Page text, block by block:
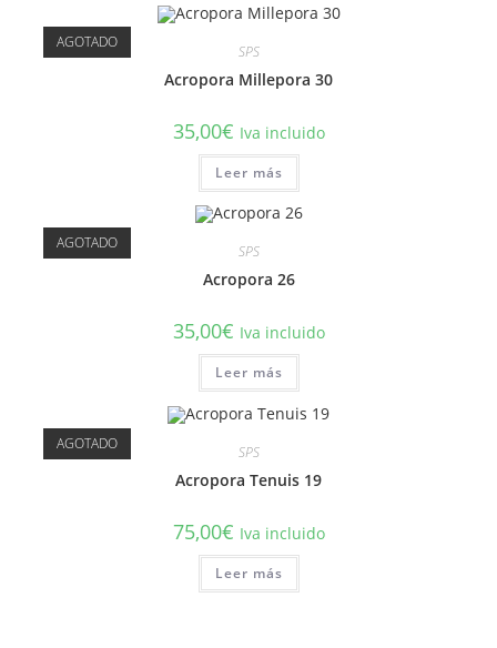
AGOTADO SPS
Acropora Millepora 30
35,00€ Iva incluido
Leer más
AGOTADO SPS
Acropora 26
35,00€ Iva incluido
Leer más
AGOTADO SPS
Acropora Tenuis 19
75,00€ Iva incluido
Leer más